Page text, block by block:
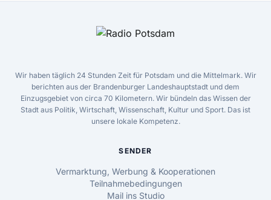
Wir haben täglich 24 Stunden Zeit für Potsdam und die Mittelmark. Wir
berichten aus der Brandenburger Landeshauptstadt und dem
Einzugsgebiet von circa 70 Kilometern. Wir bündeln das Wissen der
Stadt aus Politik, Wirtschaft, Wissenschaft, Kultur und Sport. Das ist
unsere lokale Kompetenz.
SENDER
Vermarktung, Werbung & Kooperationen
Teilnahmebedingungen
Mail ins Studio